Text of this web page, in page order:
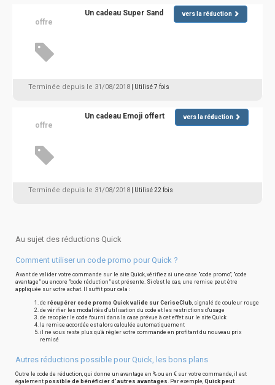
offre
Un cadeau Super Sand vers la réduction
Terminée depuis le 31/08/2018 | Utilisé 7 fois
offre
Un cadeau Emoji offert vers la réduction
Terminée depuis le 31/08/2018 | Utilisé 22 fois
Au sujet des réductions Quick
Comment utiliser un code promo pour Quick ?
Avant de valider votre commande sur le site Quick, vérifiez si une case "code promo", "code
avantage" ou encore "code réduction" est présente. Si c'est le cas, une remise peut être
appliquée sur votre achat. Il suffit pour cela :
de récupérer code promo Quick valide sur CeriseClub, signalé de couleur rouge
de vérifier les modalités d'utilisation du code et les restrictions d'usage
de recopier le code fourni dans la case prévue à cet effet sur le site Quick
la remise accordée est alors calculée automatiquement
il ne vous reste plus qu'à régler votre commande en profitant du nouveau prix
remisé
Autres réductions possible pour Quick, les bons plans
Outre le code de réduction, qui donne un avantage en % ou en € sur votre commande, il est
également possible de bénéficier d'autres avantages. Par exemple, Quick peut